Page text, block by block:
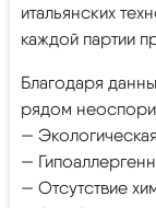
итальянских
каждой партии
Благодаря
рядом
—
—
— Отсутствие